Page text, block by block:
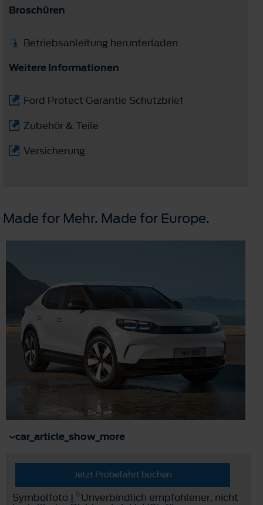
Broschüren
Betriebsanleitung herunterladen
Weitere Informationen
Ford Protect Garantie Schutzbrief
Zubehör & Teile
Versicherung
Made for Mehr. Made for Europe.
car_article_show_more
Jetzt Probefahrt buchen
Symbolfoto | 1) Unverbindlich empfohlener, nicht